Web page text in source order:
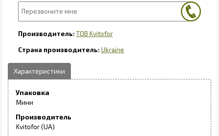
ТОВ Kvitofor
Ukraine
Упаковка
Мини
Производитель
Kvitofor (UA)